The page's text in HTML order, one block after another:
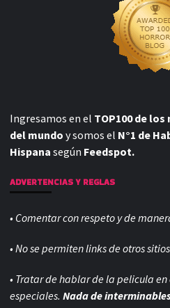
Ingresamos en el TOP100 de
del mundo y somos el N°1 de
Hispana según Feedspot.
ADVERTENCIAS Y REGLAS
• Comentar con respeto y de
• No se permiten links de otros
• Tratar de hablar de la pelicula en
especiales. Nada de